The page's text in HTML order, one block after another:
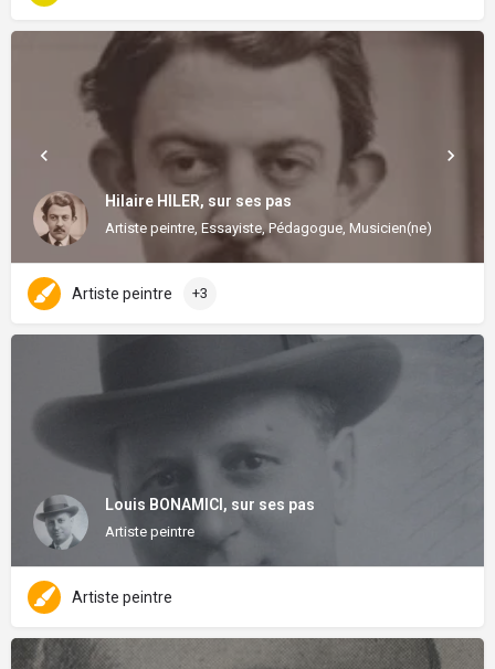
Hilaire HILER, sur ses pas
Artiste peintre, Essayiste, Pédagogue, Musicien(ne)
Artiste peintre +3
Louis BONAMICI, sur ses pas
Artiste peintre
Artiste peintre